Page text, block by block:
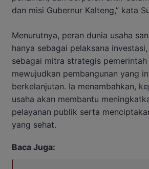
dan misi Gubernur Kalteng,” kata
Menurutnya, peran dunia usaha
hanya sebagai pelaksana
sebagai mitra strategis pemerintah
mewujudkan pembangunan yang
berkelanjutan. Ia menambahkan,
usaha akan membantu
pelayanan publik serta
yang sehat.
Baca Juga: